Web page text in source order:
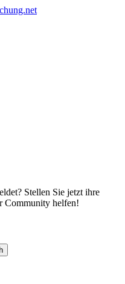
Stellen Sie jetzt ihre
Community helfen!